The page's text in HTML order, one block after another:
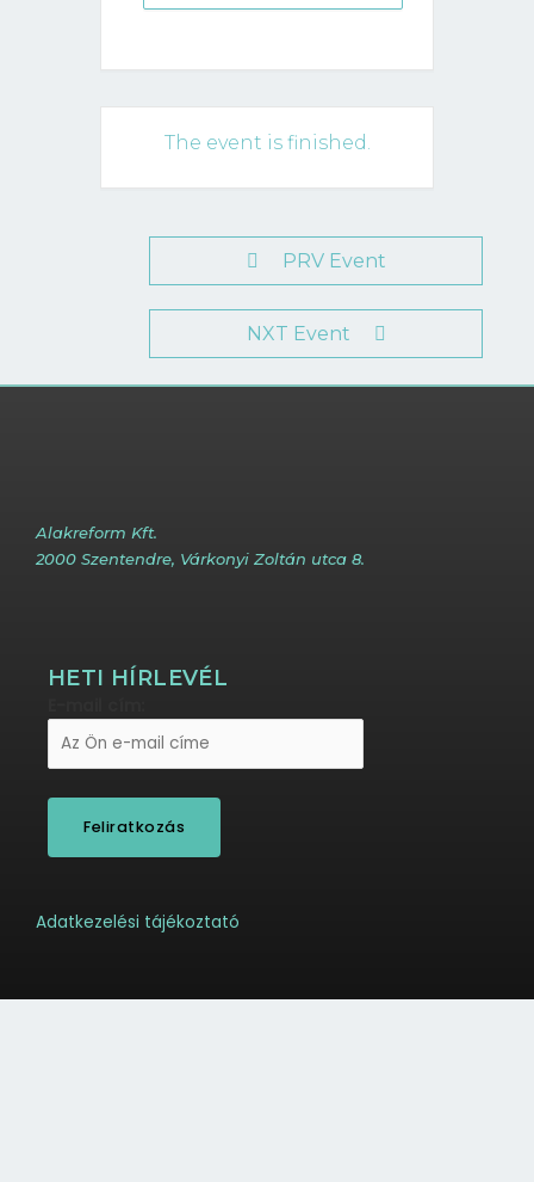
The event is finished.
PRV Event
NXT Event
Alakreform Kft.
2000 Szentendre, Várkonyi Zoltán utca 8.
HETI HÍRLEVÉL
Adatkezelési tájékoztató